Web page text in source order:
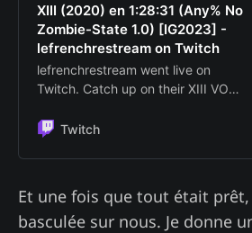
XIII (2020) en 1:28:31 (Any% No
Zombie-State 1.0) [IG2023] -
lefrenchrestream on Twitch
lefrenchrestream went live on
Twitch. Catch up on their XIII VOD
Twitch
Et une fois que tout était prêt,
basculée sur nous. Je donne